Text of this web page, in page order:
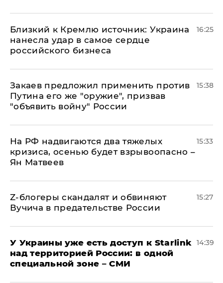
Близкий к Кремлю источник: Украина
нанесла удар в самое сердце
российского бизнеса
16:25
Закаев предложил применить против
Путина его же "оружие", призвав
"объявить войну" России
15:38
На РФ надвигаются два тяжелых
кризиса, осенью будет взрывоопасно –
Ян Матвеев
15:33
Z-блогеры скандалят и обвиняют
Вучича в предательстве России
15:27
У Украины уже есть доступ к Starlink
над территорией России: в одной
специальной зоне – СМИ
14:39